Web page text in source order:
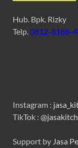
Hub. Bpk. Rizky
Telp. 0812-8188-
Instagram :
TikTok :
Support by Jasa